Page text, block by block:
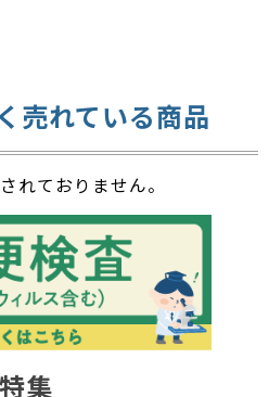
売れている商品
れておりません。
特集